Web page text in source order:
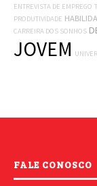
ENTREVISTA DE EMPREGO
PRODUTIVIDADE
CARREIRA DOS SONHOS
JOVEM
FALE CONOSCO